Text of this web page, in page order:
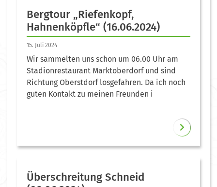
Bergtour „Riefenkopf,
Hahnenköpfle“ (16.06.2024)
15. Juli 2024
Wir sammelten uns schon um 06.00 Uhr am
Stadionrestaurant Marktoberdorf und sind
Richtung Oberstdorf losgefahren. Da ich noch
guten Kontakt zu meinen Freunden i
Überschreitung Schneid